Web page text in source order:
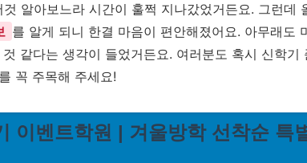
알아보느라 시간이 훌쩍 지나갔었거든요. 그런데
를 알게 되니 한결 마음이 편안해졌어요. 아무래도
같다는 생각이 들었거든요. 여러분도 혹시 신학기
꼭 주목해 주세요!
이벤트학원 | 겨울방학 선착순 특